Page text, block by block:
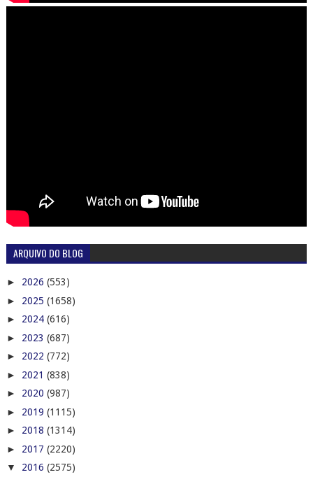
ARQUIVO DO BLOG
► 2026 (553)
► 2025 (1658)
► 2024 (616)
► 2023 (687)
► 2022 (772)
► 2021 (838)
► 2020 (987)
► 2019 (1115)
► 2018 (1314)
► 2017 (2220)
▼ 2016 (2575)